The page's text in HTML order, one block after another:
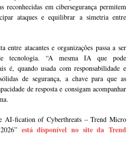
reconhecidas em cibersegurança permitem
ataques e equilibrar a simetria entre
entre atacantes e organizações passa a ser
tecnologia. “A mesma IA que pode
é, quando usada com responsabilidade e
de segurança, a chave para que as
de resposta e consigam acompanhar
AI-fication of Cyberthreats – Trend Micro
está disponível no site da Trend